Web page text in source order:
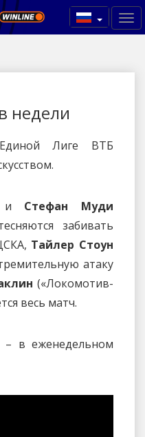
недели
Лиге ВТБ
и Стефан Муди
забивать
Тайлер Стоун
атаку
(«Локомотив-
весь матч.
– в еженедельном